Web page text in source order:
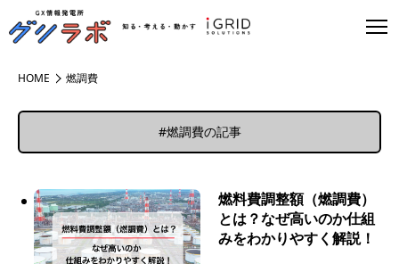
HOME 燃調費
#燃調費の記事
燃料費調整額（燃調費）
とは？なぜ高いのか仕組
みをわかりやすく解説！